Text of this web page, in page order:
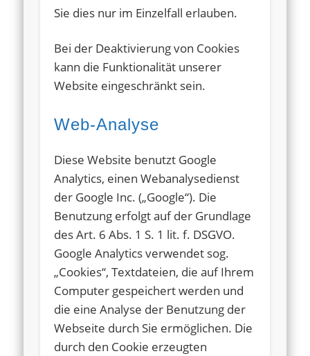
Sie dies nur im Einzelfall erlauben.
Bei der Deaktivierung von Cookies
kann die Funktionalität unserer
Website eingeschränkt sein.
Web-Analyse
Diese Website benutzt Google
Analytics, einen Webanalysedienst
der Google Inc. („Google“). Die
Benutzung erfolgt auf der Grundlage
des Art. 6 Abs. 1 S. 1 lit. f. DSGVO.
Google Analytics verwendet sog.
„Cookies“, Textdateien, die auf Ihrem
Computer gespeichert werden und
die eine Analyse der Benutzung der
Webseite durch Sie ermöglichen. Die
durch den Cookie erzeugten